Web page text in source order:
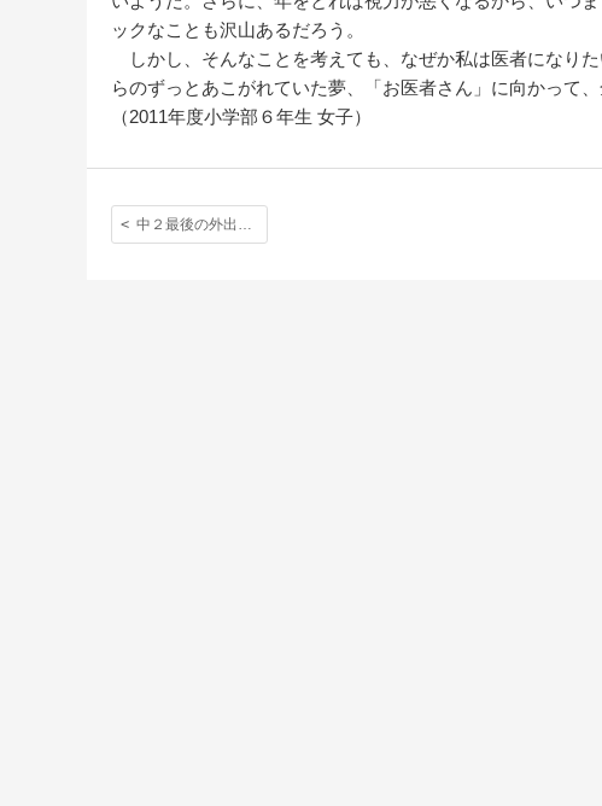
ックなことも沢山あるだろう。
しかし、そんなことを考えても、なぜか私は医者になり
らのずっとあこがれていた夢、「お医者さん」に向かって、
（2011年度小学部６年生 女子）
中２最後の外出：「それは、空へ飛べる場所でした。」